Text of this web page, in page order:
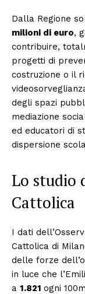
Dalla Regione
milioni di euro,
contribuire,
progetti di
costruzione o il
degli spazi
mediazione
ed educatori di
dispersione
Lo studio
Cattolica
I dati
Cattolica di
delle forze
in luce che
a 1.821 ogni